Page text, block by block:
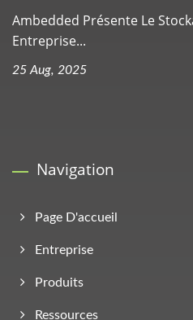
Ambedded Présente Le
Entreprise...
25 Aug, 2025
Navigation
Page D'accueil
Entreprise
Produits
Ressources